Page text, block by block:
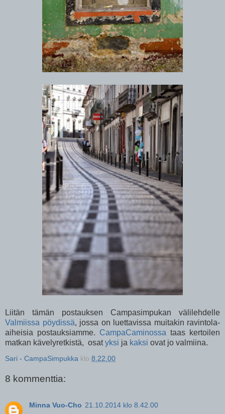
Liitän tämän postauksen Campasimpukan välilehdelle
Valmiissa pöydissä, jossa on luettavissa muitakin ravintola-
aiheisia postauksiamme. CampaCaminossa taas kertoilen
matkan kävelyretkistä, osatyksi ja kaksi ovat jo valmiina.
Sari - CampaSimpukka klo 8.22.00
8 kommenttia:
Minna Vuo-Cho 21.10.2014 klo 8.42.00